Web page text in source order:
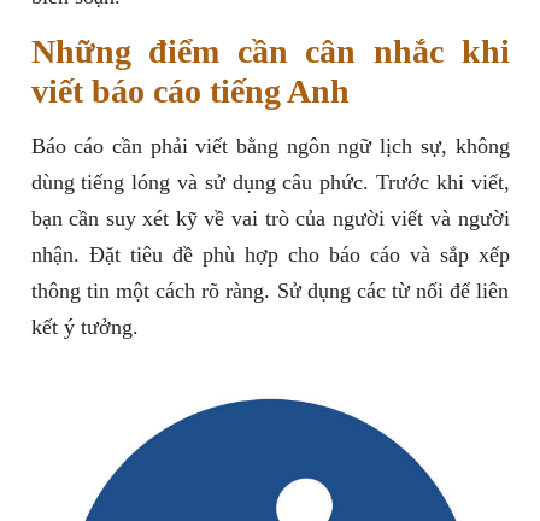
Những điểm cần cân nhắc khi
viết báo cáo tiếng Anh
Báo cáo cần phải viết bằng ngôn ngữ lịch sự, không
dùng tiếng lóng và sử dụng câu phức. Trước khi viết,
bạn cần suy xét kỹ về vai trò của người viết và người
nhận. Đặt tiêu đề phù hợp cho báo cáo và sắp xếp
thông tin một cách rõ ràng. Sử dụng các từ nối để liên
kết ý tưởng.